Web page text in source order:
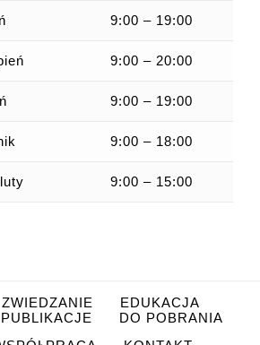
9:00 – 19:00
9:00 – 20:00
9:00 – 19:00
9:00 – 18:00
9:00 – 15:00
ZWIEDZANIE
EDUKACJA
PUBLIKACJE
DO POBRANIA